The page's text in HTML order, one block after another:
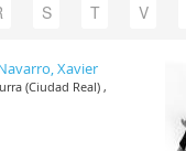
S T V
Xavier
(Ciudad Real) ,